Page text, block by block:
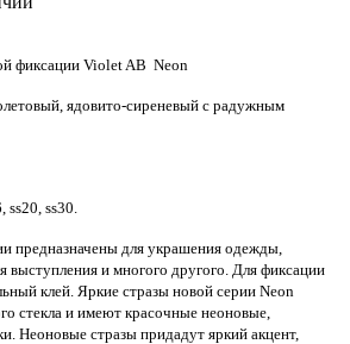
фиксации Violet AB Neon
ядовито-сиреневый с радужным
ss20, ss30.
предназначены для украшения одежды,
выступления и многого другого. Для фиксации
клей. Яркие стразы новой серии Neon
стекла и имеют красочные неоновые,
Неоновые стразы придадут яркий акцент,